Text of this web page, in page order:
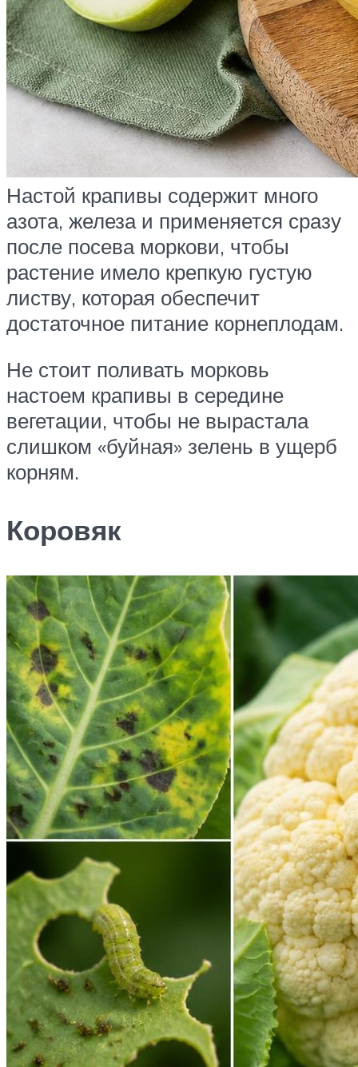
Настой крапивы содержит много
азота, железа и применяется сразу
после посева моркови, чтобы
растение имело крепкую густую
листву, которая обеспечит
достаточное питание корнеплодам.
Не стоит поливать морковь
настоем крапивы в середине
вегетации, чтобы не вырастала
слишком «буйная» зелень в ущерб
корням.
Коровяк